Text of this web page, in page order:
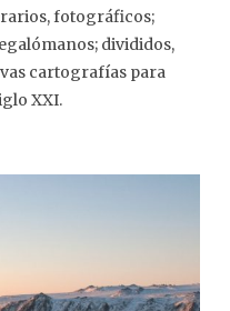
fotográficos;
divididos,
cartografías para
XXI.